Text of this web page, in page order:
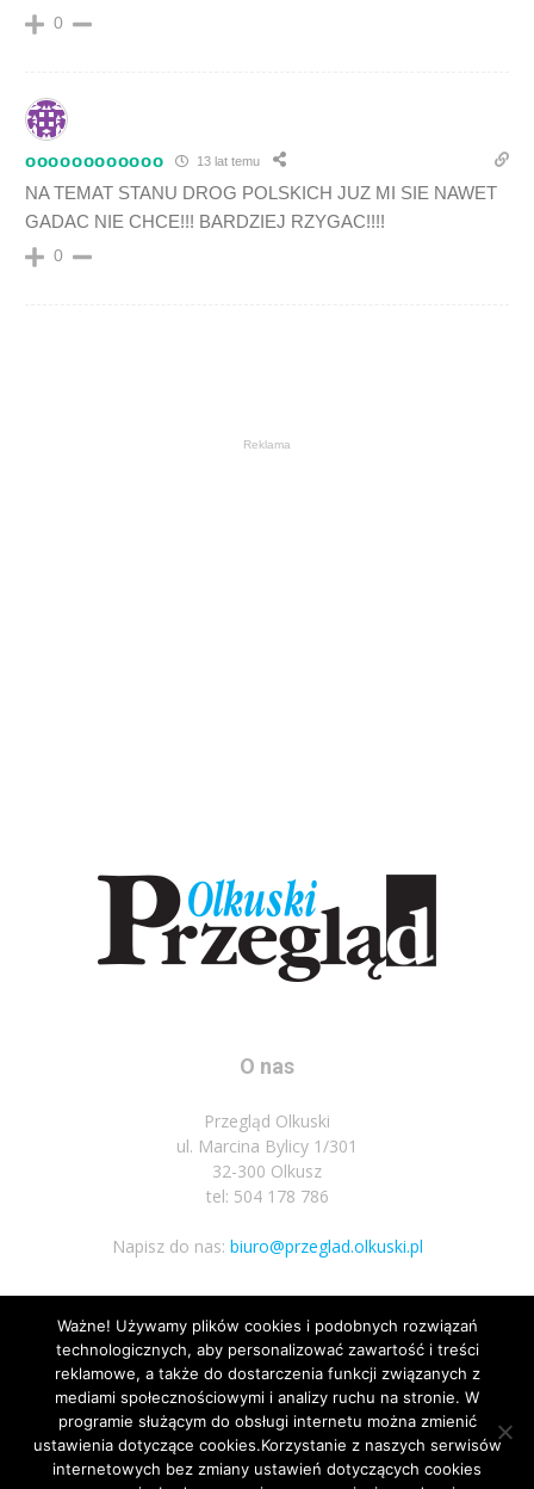
0
oooooooooooo 13 lat temu
NA TEMAT STANU DROG POLSKICH JUZ MI SIE NAWET
GADAC NIE CHCE!!! BARDZIEJ RZYGAC!!!!
0
Reklama
O nas
Przegląd Olkuski
ul. Marcina Bylicy 1/301
32-300 Olkusz
tel: 504 178 786
Napisz do nas: biuro@przeglad.olkuski.pl
Podążaj za nami
Ważne! Używamy plików cookies i podobnych rozwiązań
technologicznych, aby personalizować zawartość i treści
reklamowe, a także do dostarczenia funkcji związanych z
mediami społecznościowymi i analizy ruchu na stronie. W
programie służącym do obsługi internetu można zmienić
ustawienia dotyczące cookies.Korzystanie z naszych serwisów
internetowych bez zmiany ustawień dotyczących cookies